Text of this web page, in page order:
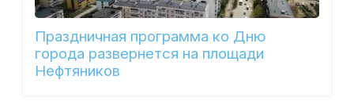
Праздничная программа ко Дню
города развернется на площади
Нефтяников